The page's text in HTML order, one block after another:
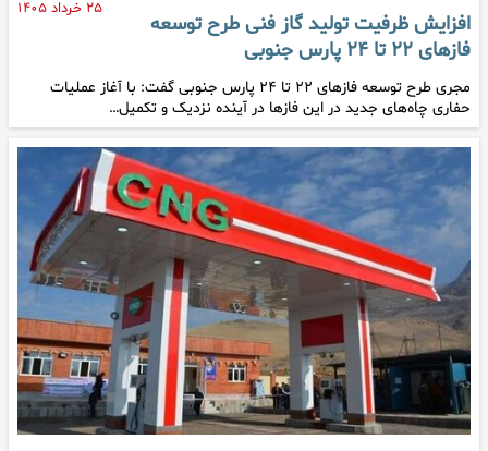
۲۵ خرداد ۱۴۰۵
افزایش ظرفیت تولید گاز فنی طرح توسعه
فازهای ۲۲ تا ۲۴ پارس جنوبی
مجری طرح توسعه فازهای ۲۲ تا ۲۴ پارس جنوبی گفت: با آغاز عملیات
حفاری چاه‌های جدید در این فازها در آینده نزدیک و تکمیل…